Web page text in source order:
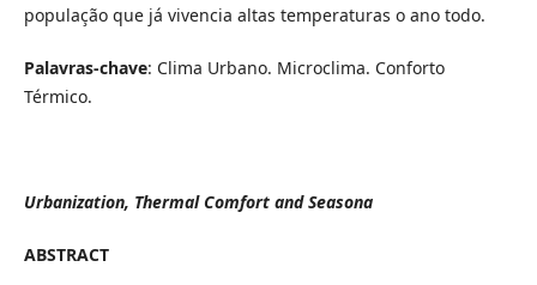
população que já vivencia altas temperaturas o ano todo.
Palavras-chave: Clima Urbano. Microclima. Conforto
Térmico.
Urbanization, Thermal Comfort and Seasona
ABSTRACT